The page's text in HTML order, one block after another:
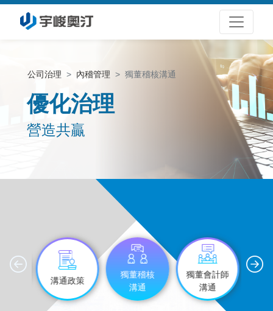
公司治理 內稽管理 獨董稽核溝通
優化治理
營造共贏
作
溝通政策
獨董稽核
溝通
獨董會計師
溝通